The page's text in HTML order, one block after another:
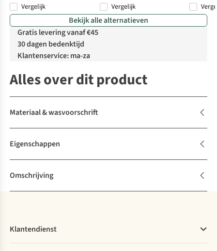
Vergelijk
Vergelijk
Bekijk alle alternatieven
Gratis levering vanaf €45
30 dagen bedenktijd
Klantenservice: ma-za
Alles over dit product
Materiaal & wasvoorschrift
Eigenschappen
Omschrijving
Klantendienst